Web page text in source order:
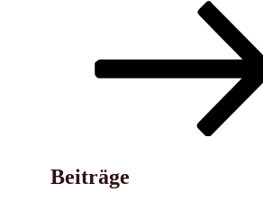
Beiträge